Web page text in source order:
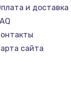
и доставка
сайта